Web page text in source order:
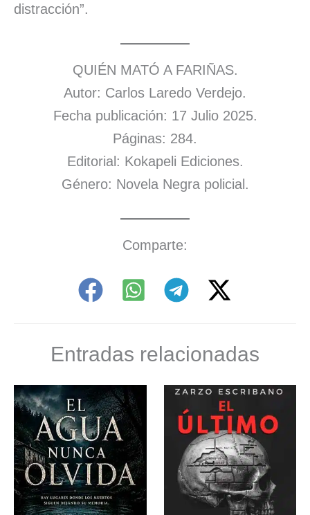
distracción”.
QUIÉN MATÓ A FARIÑAS.
Autor: Carlos Laredo Verdejo.
Fecha publicación: 17 Julio 2025.
Páginas: 284.
Editorial: Kokapeli Ediciones.
Género: Novela Negra policial.
Comparte:
Entradas relacionadas